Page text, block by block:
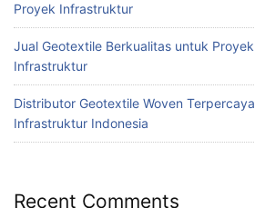
Proyek Infrastruktur
Jual Geotextile Berkualitas untuk
Infrastruktur
Distributor Geotextile Woven
Infrastruktur Indonesia
Recent Comments